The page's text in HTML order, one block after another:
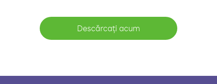
Descărcați acum